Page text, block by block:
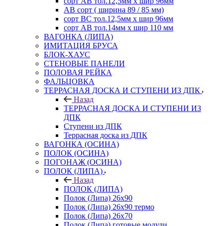
АВ сорт ( ширина 89 / 85 мм)
сорт ВС тол.12,5мм х шир 96мм
сорт АВ тол.14мм х шир 110 мм
ВАГОНКА (ЛИПА)
ИМИТАЦИЯ БРУСА
БЛОК-ХАУС
СТЕНОВЫЕ ПАНЕЛИ
ПОЛОВАЯ РЕЙКА
ФАЛЬЦОВКА
ТЕРРАСНАЯ ДОСКА И СТУПЕНИ ИЗ ДПК
Назад
ТЕРРАСНАЯ ДОСКА И СТУПЕНИ ИЗ
ДПК
Ступени из ДПК
Террасная доска из ДПК
ВАГОНКА (ОСИНА)
ПОЛОК (ОСИНА)
ПОГОНАЖ (ОСИНА)
ПОЛОК (ЛИПА)
Назад
ПОЛОК (ЛИПА)
Полок (Липа) 26х90
Полок (Липа) 26х90 термо
Полок (Липа) 26х70